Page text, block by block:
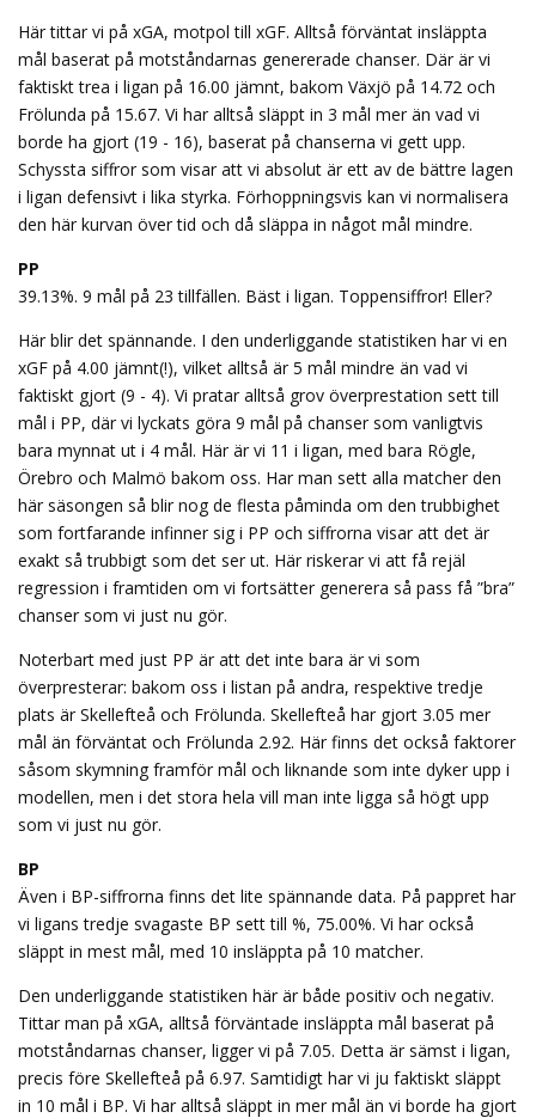
Här tittar vi på xGA, motpol till xGF. Alltså förväntat insläppta
mål baserat på motståndarnas genererade chanser. Där är vi
faktiskt trea i ligan på 16.00 jämnt, bakom Växjö på 14.72 och
Frölunda på 15.67. Vi har alltså släppt in 3 mål mer än vad vi
borde ha gjort (19 - 16), baserat på chanserna vi gett upp.
Schyssta siffror som visar att vi absolut är ett av de bättre lagen
i ligan defensivt i lika styrka. Förhoppningsvis kan vi normalisera
den här kurvan över tid och då släppa in något mål mindre.
PP
39.13%. 9 mål på 23 tillfällen. Bäst i ligan. Toppensiffror! Eller?
Här blir det spännande. I den underliggande statistiken har vi en
xGF på 4.00 jämnt(!), vilket alltså är 5 mål mindre än vad vi
faktiskt gjort (9 - 4). Vi pratar alltså grov överprestation sett till
mål i PP, där vi lyckats göra 9 mål på chanser som vanligtvis
bara mynnat ut i 4 mål. Här är vi 11 i ligan, med bara Rögle,
Örebro och Malmö bakom oss. Har man sett alla matcher den
här säsongen så blir nog de flesta påminda om den trubbighet
som fortfarande infinner sig i PP och siffrorna visar att det är
exakt så trubbigt som det ser ut. Här riskerar vi att få rejäl
regression i framtiden om vi fortsätter generera så pass få ”bra”
chanser som vi just nu gör.
Noterbart med just PP är att det inte bara är vi som
överpresterar: bakom oss i listan på andra, respektive tredje
plats är Skellefteå och Frölunda. Skellefteå har gjort 3.05 mer
mål än förväntat och Frölunda 2.92. Här finns det också faktorer
såsom skymning framför mål och liknande som inte dyker upp i
modellen, men i det stora hela vill man inte ligga så högt upp
som vi just nu gör.
BP
Även i BP-siffrorna finns det lite spännande data. På pappret har
vi ligans tredje svagaste BP sett till %, 75.00%. Vi har också
släppt in mest mål, med 10 insläppta på 10 matcher.
Den underliggande statistiken här är både positiv och negativ.
Tittar man på xGA, alltså förväntade insläppta mål baserat på
motståndarnas chanser, ligger vi på 7.05. Detta är sämst i ligan,
precis före Skellefteå på 6.97. Samtidigt har vi ju faktiskt släppt
in 10 mål i BP. Vi har alltså släppt in mer mål än vi borde ha gjort